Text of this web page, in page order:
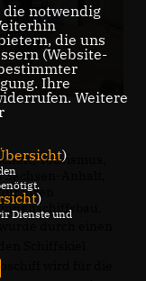
Tourismus,
Anhalt,
ihren
durch einen
wird für die
die notwendig
die uns
(Website-
Ihre
Weitere
)
)
Dienste und